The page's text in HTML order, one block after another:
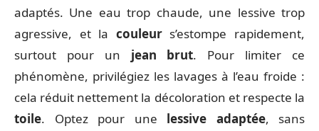
adaptés. Une eau trop chaude, une lessive trop
agressive, et la couleurs’estompe rapidement,
surtout pour un jean brut. Pour limiter ce
phénomène, privilégiez les lavages à l’eau froide :
cela réduit nettement la décoloration et respecte la
toile. Optez pour une lessive adaptée, sans